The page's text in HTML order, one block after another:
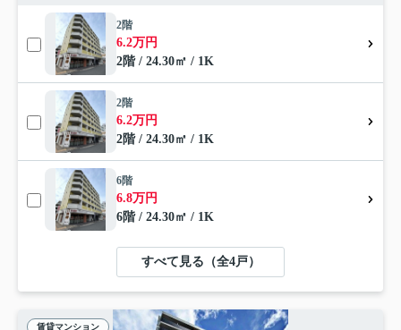
2階
6.2万円
2階 / 24.30㎡ / 1K
2階
6.2万円
2階 / 24.30㎡ / 1K
6階
6.8万円
6階 / 24.30㎡ / 1K
すべて見る（全4戸）
賃貸マンション